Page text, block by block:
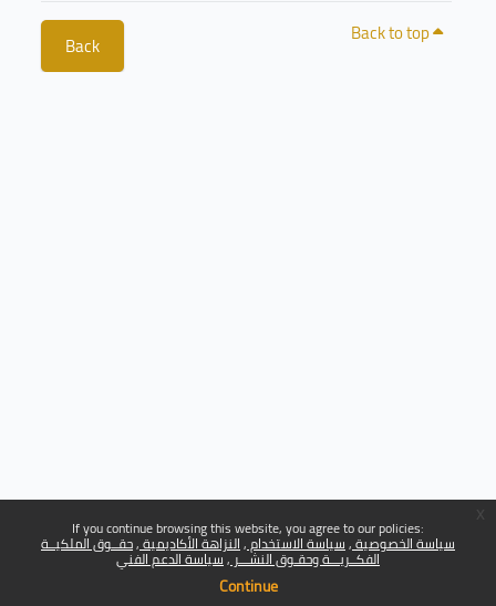
If you continue browsing this website, you agree to our policies:
سياسة الخصوصية سياسة الاستخدام النزاهة الأكاديمية حقــوق الملكيــة
الفكــريـــة وحقـوق النشـــر سياسة الدعم الفني
Continue
Back Back to top